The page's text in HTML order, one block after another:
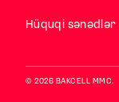
Hüquqi sənədlər
© 2026 BAKCELL MMC.